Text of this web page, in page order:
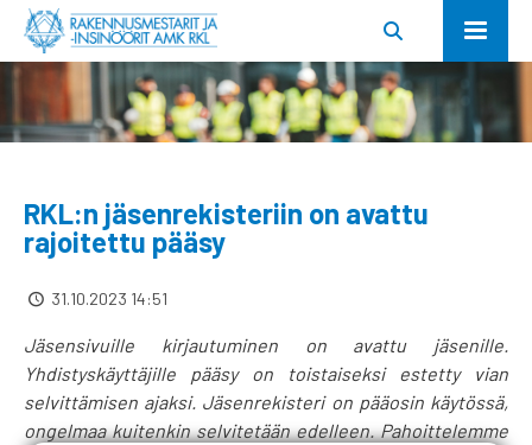
RKL:n jäsenrekisteriin on avattu
rajoitettu pääsy
31.10.2023 14:51
Jäsensivuille kirjautuminen on avattu jäsenille.
Yhdistyskäyttäjille pääsy on toistaiseksi estetty vian
selvittämisen ajaksi. Jäsenrekisteri on pääosin käytössä,
ongelmaa kuitenkin selvitetään edelleen. Pahoittelemme